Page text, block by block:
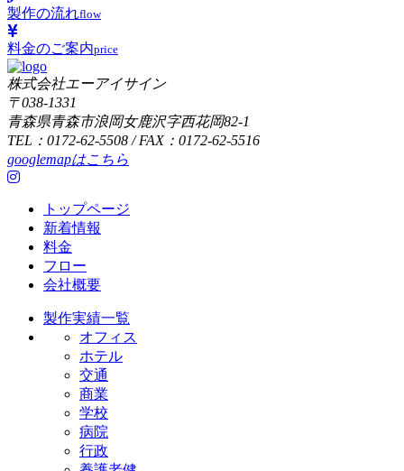
製作の流れflow
料金のご案内price
株式会社エーアイサイン
〒038-1331
青森県青森市浪岡女鹿沢字西花岡82-1
TEL：0172-62-5508 / FAX：0172-62-5516
googlemapはこちら
トップページ
新着情報
料金
フロー
会社概要
製作実績一覧
オフィス
ホテル
交通
商業
学校
病院
行政